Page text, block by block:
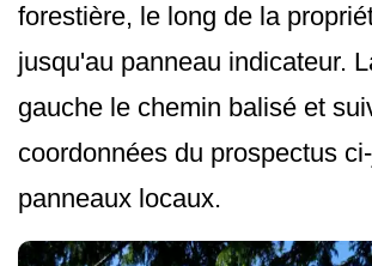
forestière, le long de la
jusqu'au panneau indicateur.
gauche le chemin balisé et
coordonnées du prospectus
panneaux locaux.